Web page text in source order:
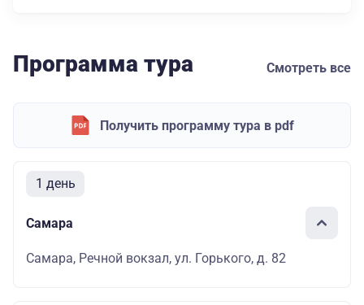
Программа тура Смотреть все
Получить программу тура в pdf
1 день
Самара
Самара, Речной вокзал, ул. Горького, д. 82